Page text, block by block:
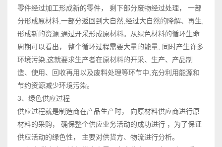
零件经过加工形成新的零件， 剩下部分废物经过处理， 一部
分形成原材料,一部分返回到大自然,经过大自然的降解、再生,
形成新的资源,通过开采形成原材料。从绿色材料的循环生命
周期可以看出， 整个循环过程需要大量的能量, 同时产生许多
环境污染,这就要求生产者在原材料的开采、生产、产品制
造、使用、回收再用以及废料处理等环节中,充分利用能源和
节约资源减少环境污染。
3、绿色供应过程
供应过程就是制造商在产品生产时， 向原材料供应商进行原
材料的采购， 确保整个供应业务活动的成功进行 ，为了保证
供应活动的绿色性， 主要对供货方、物流进行分析。